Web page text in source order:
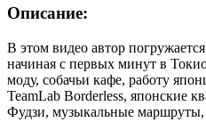
Описание:
В этом видео автор
начиная с первых минут в
моду, собачьи кафе, работу
TeamLab Borderless, японские
Фудзи, музыкальные